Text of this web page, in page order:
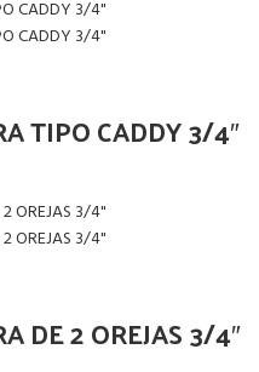
TIPO CADDY 3/4″
DE 2 OREJAS 3/4″